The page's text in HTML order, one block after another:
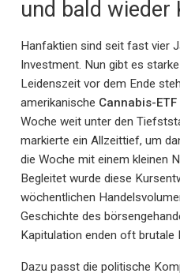
und bald wieder
Hanfaktien sind seit fast vier
Investment. Nun gibt es
Leidenszeit vor dem Ende
amerikanische Cannabis-ETF
Woche weit unter den
markierte ein Allzeittief, um
die Woche mit einem kleinen
Begleitet wurde diese
wöchentlichen
Geschichte des
Kapitulation enden oft brutale
Dazu passt die politische